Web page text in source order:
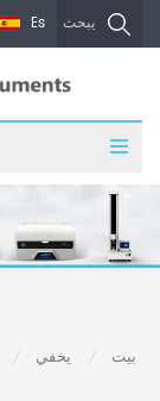
يبحث Es
بيت يخفي